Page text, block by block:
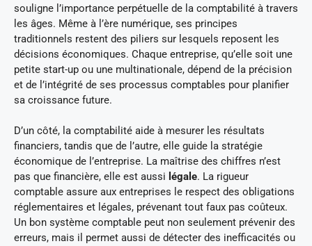
souligne l’importance perpétuelle de la comptabilité à travers
les âges. Même à l’ère numérique, ses principes
traditionnels restent des piliers sur lesquels reposent les
décisions économiques. Chaque entreprise, qu’elle soit une
petite start-up ou une multinationale, dépend de la précision
et de l’intégrité de ses processus comptables pour planifier
sa croissance future.
D’un côté, la comptabilité aide à mesurer les résultats
financiers, tandis que de l’autre, elle guide la stratégie
économique de l’entreprise. La maîtrise des chiffres n’est
pas que financière, elle est aussi légale. La rigueur
comptable assure aux entreprises le respect des obligations
réglementaires et légales, prévenant tout faux pas coûteux.
Un bon système comptable peut non seulement prévenir des
erreurs, mais il permet aussi de détecter des inefficacités ou